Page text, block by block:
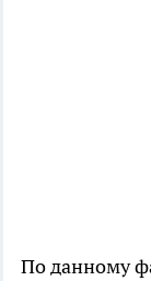
По данному